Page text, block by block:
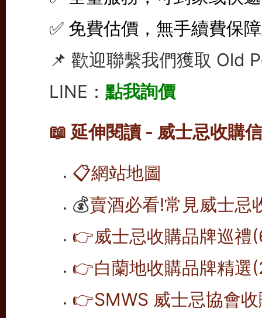
✅ 免費估價，無手續費保
📌 歡迎聯繫我們獲取 Old
LINE： 點我詢價
📖 延伸閱讀 - 威士忌收購
📋網站地圖
💰賣酒必看!常見威士忌
👉威士忌收購品牌巡禮
👉白蘭地收購品牌精選
👉SMWS 威士忌協會